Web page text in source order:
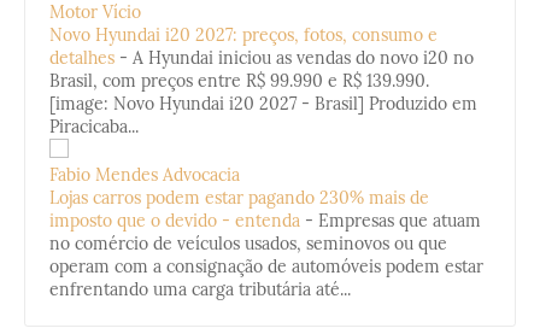
Motor Vício
Novo Hyundai i20 2027: preços, fotos, consumo e
detalhes - A Hyundai iniciou as vendas do novo i20 no
Brasil, com preços entre R$ 99.990 e R$ 139.990.
[image: Novo Hyundai i20 2027 - Brasil] Produzido em
Piracicaba...
Fabio Mendes Advocacia
Lojas carros podem estar pagando 230% mais de
imposto que o devido - entenda - Empresas que atuam
no comércio de veículos usados, seminovos ou que
operam com a consignação de automóveis podem estar
enfrentando uma carga tributária até...